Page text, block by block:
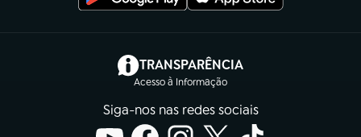
TRANSPARÊNCIA
Acesso à Informação
(abre em nova aba)
Siga-nos nas redes sociais